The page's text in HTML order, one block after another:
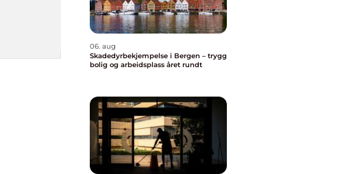
06. aug
Skadedyrbekjempelse i Bergen – trygg
bolig og arbeidsplass året rundt